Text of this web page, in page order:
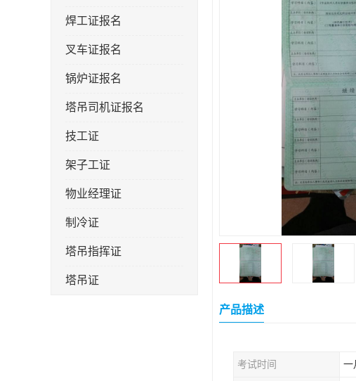
焊工证报名
叉车证报名
锅炉证报名
塔吊司机证报名
技工证
架子工证
物业经理证
制冷证
塔吊指挥证
塔吊证
产品描述
考试时间 一